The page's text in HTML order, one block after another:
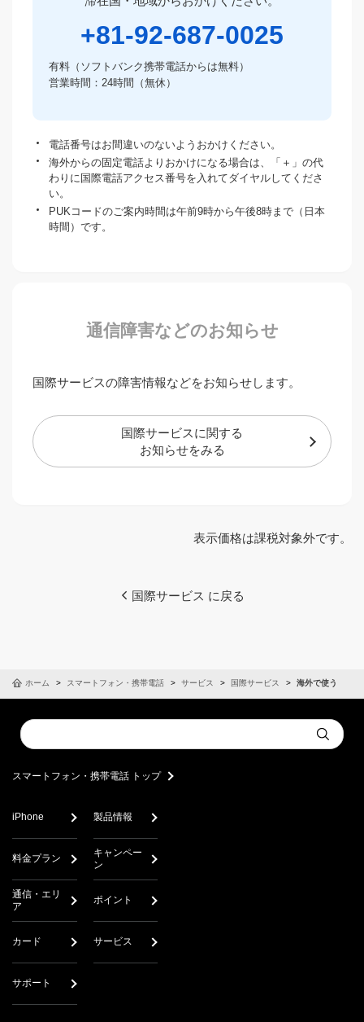
+81-92-687-0025
有料（ソフトバンク携帯電話からは無料）
営業時間：24時間（無休）
電話番号はお間違いのないようおかけください。
海外からの固定電話よりおかけになる場合は、「＋」の代
わりに国際電話アクセス番号を入れてダイヤルしてくださ
い。
PUKコードのご案内時間は午前9時から午後8時まで（日本
時間）です。
通信障害などのお知らせ
国際サービスの障害情報などをお知らせします。
国際サービスに関する
お知らせをみる
表示価格は課税対象外です。
国際サービス に戻る
ホーム スマートフォン・携帯電話 サービス 国際サービス 海外で使う
Conduct
a
Submit
スマートフォン・携帯電話 トップ
iPhone 製品情報
料金プラン
キャンペー
ン
通信・エリ
ア
ポイント
カード サービス
サポート